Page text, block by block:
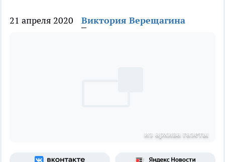
21 апреля 2020 Виктория Верещагина
из архива газеты